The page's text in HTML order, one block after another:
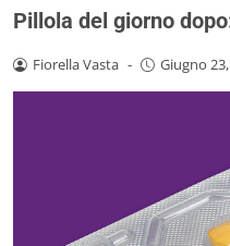
Pillola del giorno
Fiorella Vasta - Giugno